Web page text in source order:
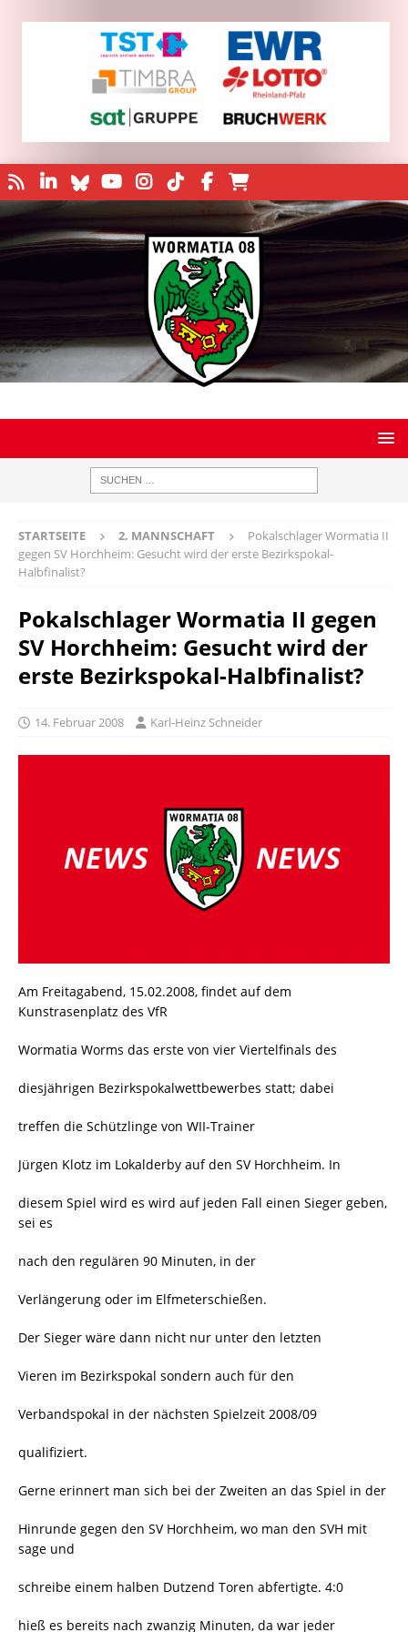
STARTSEITE 2. MANNSCHAFT
Pokalschlager Wormatia II
gegen SV Horchheim: Gesucht wird der erste Bezirkspokal-
Halbfinalist?
Pokalschlager Wormatia II gegen
SV Horchheim: Gesucht wird der
erste Bezirkspokal-Halbfinalist?
14. Februar 2008 Karl-Heinz Schneider
Am Freitagabend, 15.02.2008, findet auf dem
Kunstrasenplatz des VfR
Wormatia Worms das erste von vier Viertelfinals des
diesjährigen Bezirkspokalwettbewerbes statt; dabei
treffen die Schützlinge von WII-Trainer
Jürgen Klotz im Lokalderby auf den SV Horchheim. In
diesem Spiel wird es wird auf jeden Fall einen Sieger geben,
sei es
nach den regulären 90 Minuten, in der
Verlängerung oder im Elfmeterschießen.
Der Sieger wäre dann nicht nur unter den letzten
Vieren im Bezirkspokal sondern auch für den
Verbandspokal in der nächsten Spielzeit 2008/09
qualifiziert.
Gerne erinnert man sich bei der Zweiten an das Spiel in der
Hinrunde gegen den SV Horchheim, wo man den SVH mit
sage und
schreibe einem halben Dutzend Toren abfertigte. 4:0
hieß es bereits nach zwanzig Minuten, da war jeder